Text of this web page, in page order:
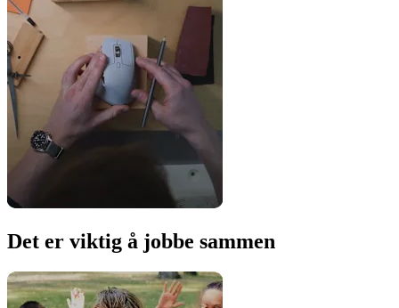
Det er viktig å jobbe sammen